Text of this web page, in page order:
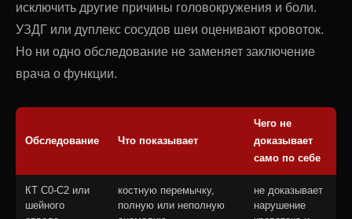
исключить другие причины головокружения и боли.
УЗДГ или дуплекс сосудов шеи оценивают кровоток.
Но ни одно обследование не заменяет заключение
врача о функции.
Обследование Что показывает
Чего не
доказывает
само по себе
КТ C0-C2 или
шейного
костную перемычку,
полную или неполную
не доказывает
нарушение